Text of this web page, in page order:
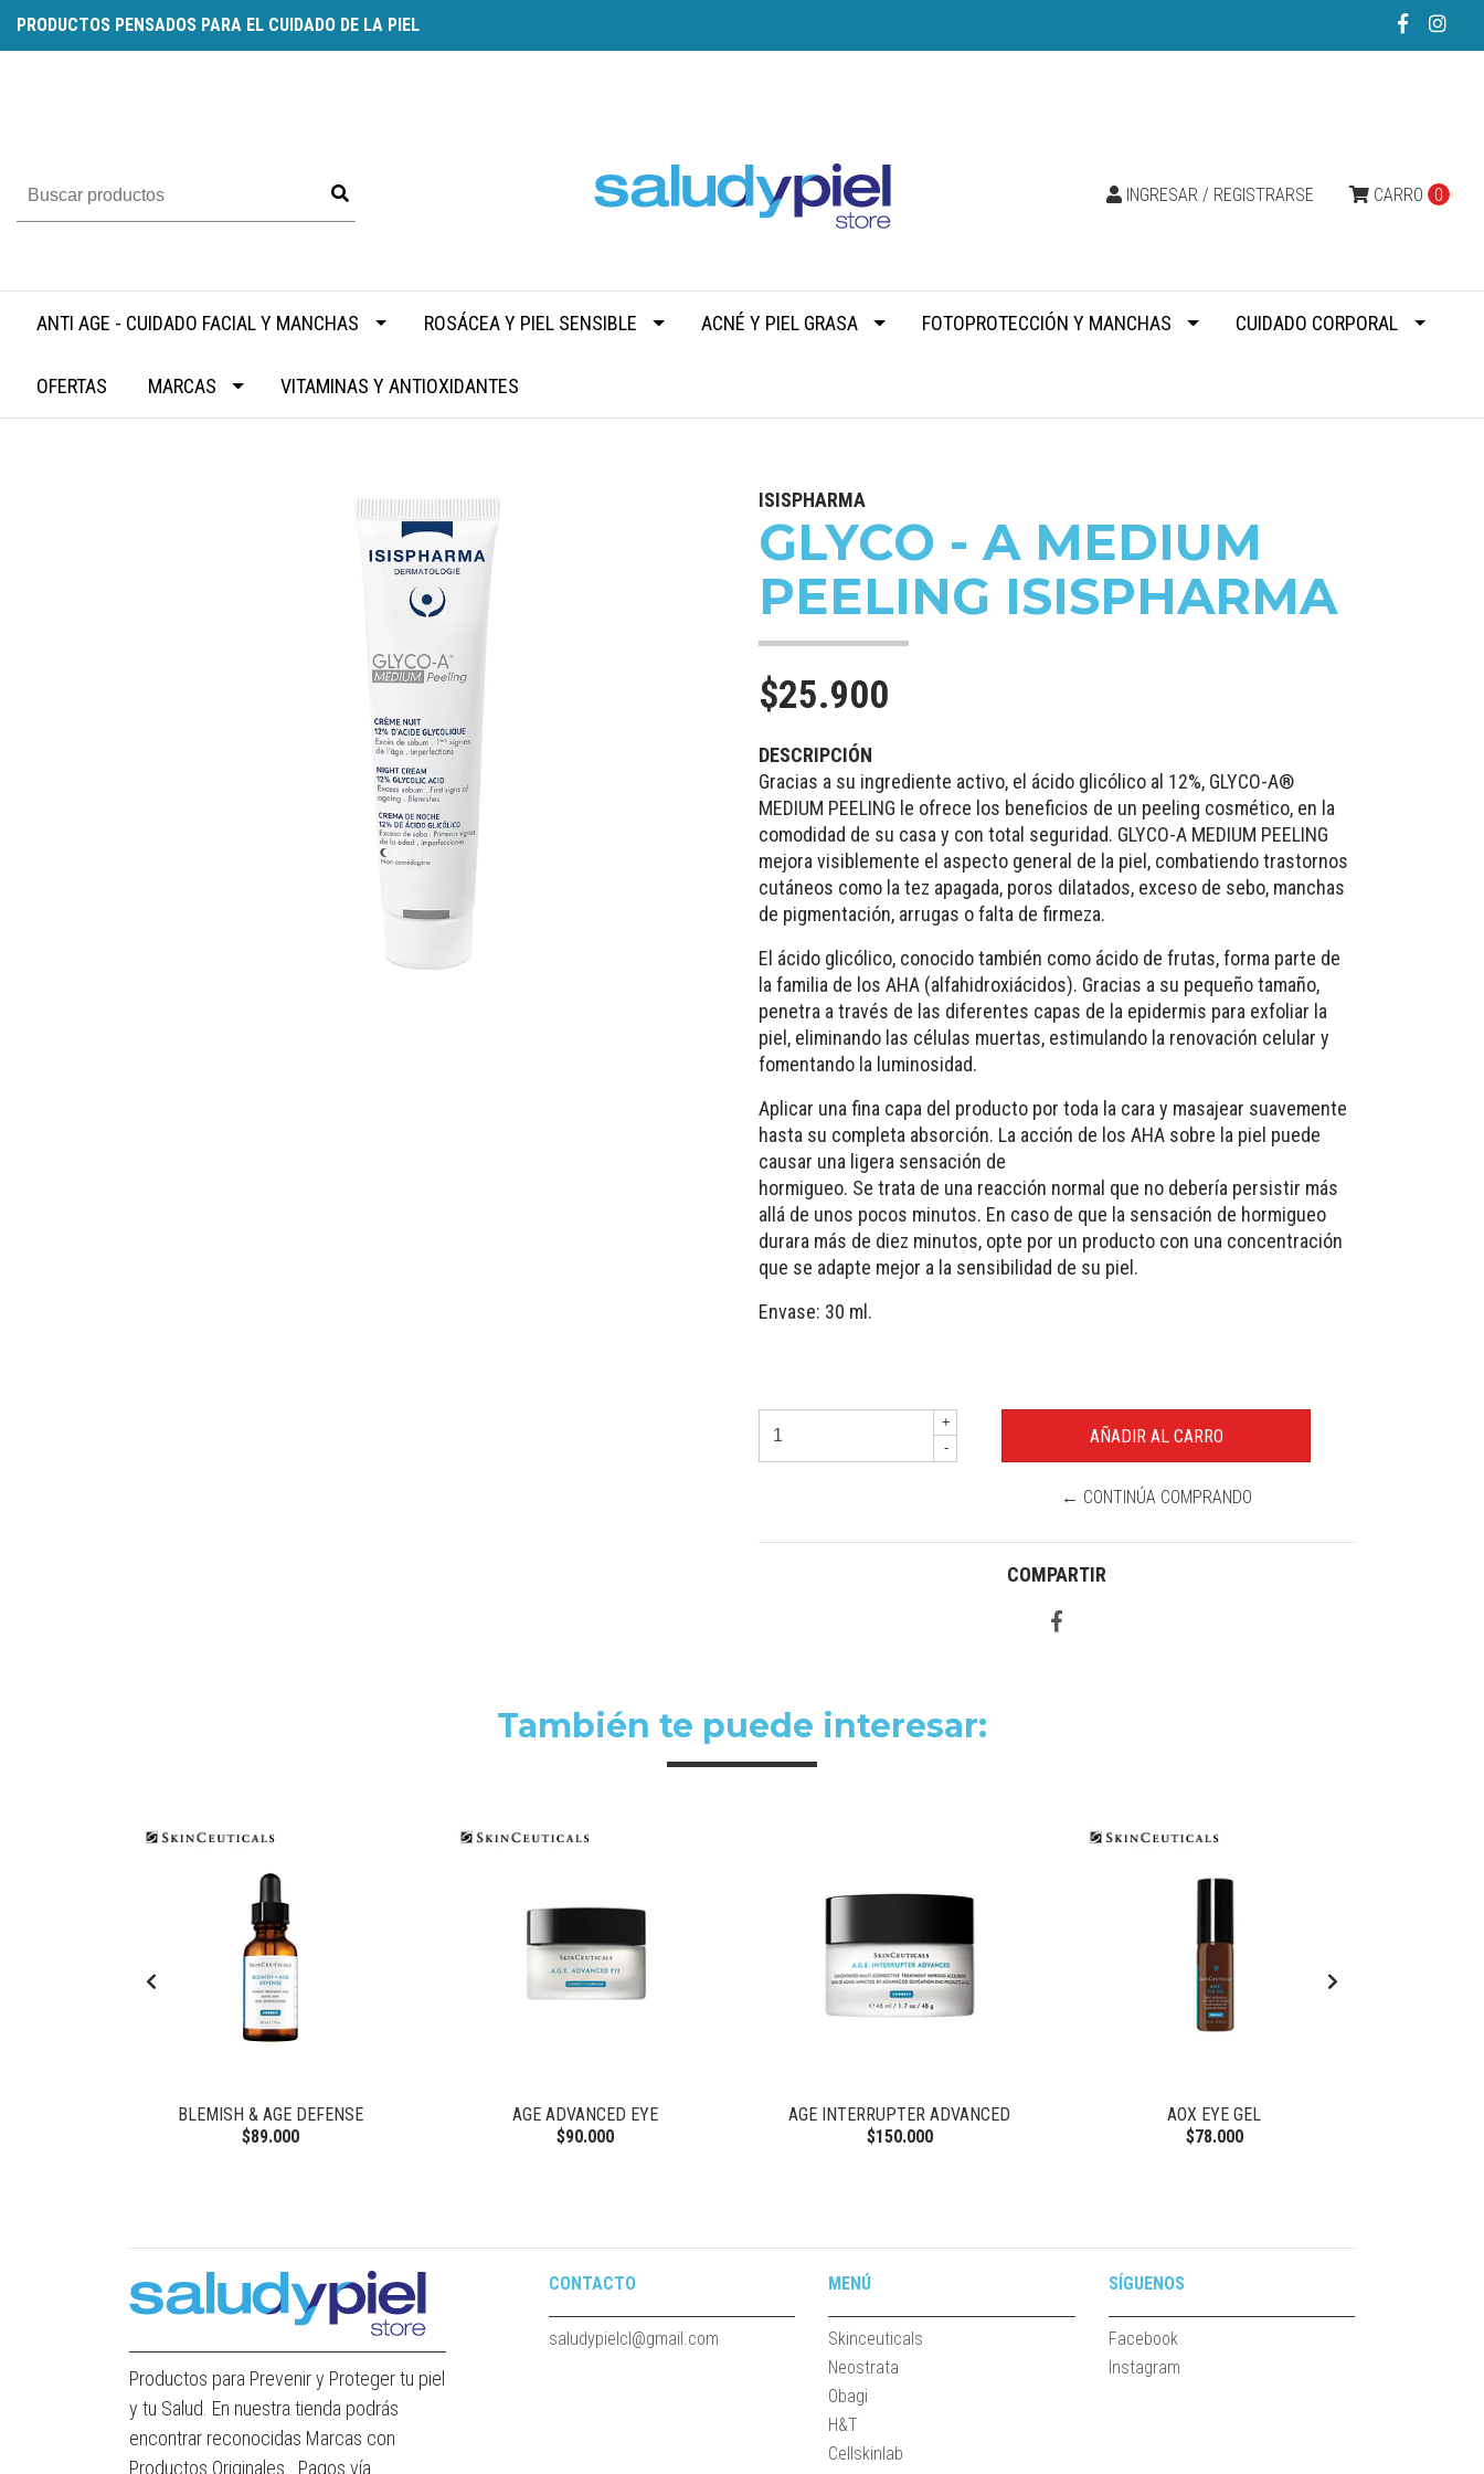
PRODUCTOS PENSADOS PARA EL CUIDADO DE LA PIEL
CARRO 0
INGRESAR / REGISTRARSE
ANTI AGE - CUIDADO FACIAL Y MANCHAS ROSÁCEA Y PIEL SENSIBLE ACNÉ Y PIEL GRASA FOTOPROTECCIÓN Y MANCHAS CUIDADO CORPORAL
OFERTAS MARCAS VITAMINAS Y ANTIOXIDANTES
ISISPHARMA
GLYCO - A MEDIUM
PEELING ISISPHARMA
$25.900
DESCRIPCIÓN
Gracias a su ingrediente activo, el ácido glicólico al 12%, GLYCO-A®
MEDIUM PEELING le ofrece los beneficios de un peeling cosmético, en la
comodidad de su casa y con total seguridad. GLYCO-A MEDIUM PEELING
mejora visiblemente el aspecto general de la piel, combatiendo trastornos
cutáneos como la tez apagada, poros dilatados, exceso de sebo, manchas
de pigmentación, arrugas o falta de firmeza.
El ácido glicólico, conocido también como ácido de frutas, forma parte de
la familia de los AHA (alfahidroxiácidos). Gracias a su pequeño tamaño,
penetra a través de las diferentes capas de la epidermis para exfoliar la
piel, eliminando las células muertas, estimulando la renovación celular y
fomentando la luminosidad.
Aplicar una fina capa del producto por toda la cara y masajear suavemente
hasta su completa absorción. La acción de los AHA sobre la piel puede
causar una ligera sensación de
hormigueo. Se trata de una reacción normal que no debería persistir más
allá de unos pocos minutos. En caso de que la sensación de hormigueo
durara más de diez minutos, opte por un producto con una concentración
que se adapte mejor a la sensibilidad de su piel.
Envase: 30 ml.
+
-
← CONTINÚA COMPRANDO
COMPARTIR
También te puede interesar:
BLEMISH & AGE DEFENSE
$89.000
AGE ADVANCED EYE
$90.000
AGE INTERRUPTER ADVANCED
$150.000
AOX EYE GEL
$78.000
Productos para Prevenir y Proteger tu piel
y tu Salud. En nuestra tienda podrás
encontrar reconocidas Marcas con
Productos Originales . Pagos vía
CONTACTO
saludypielcl@gmail.com
MENÚ
Skinceuticals
Neostrata
Obagi
H&T
Cellskinlab
SÍGUENOS
Facebook
Instagram